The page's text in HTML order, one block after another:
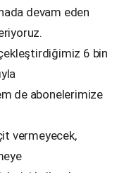
devam eden
6 bin
de abonelerimize
vermeyecek,